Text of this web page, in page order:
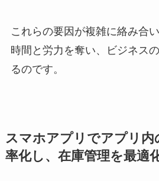
これらの要因が複雑に絡み合
時間と労力を奪い、ビジネス
るのです。
スマホアプリでアプリ内
率化し、在庫管理を最適